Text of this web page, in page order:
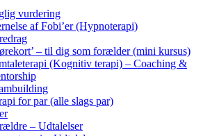
vurdering
af Fobi’er (Hypnoterapi)
– til dig som forælder (mini kursus)
(Kognitiv terapi) – Coaching &
for par (alle slags par)
– Udtalelser